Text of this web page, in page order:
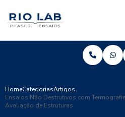
HomeCategoriasArtigos
Ensaios Não Destrutivos com
Avaliação de Estruturas